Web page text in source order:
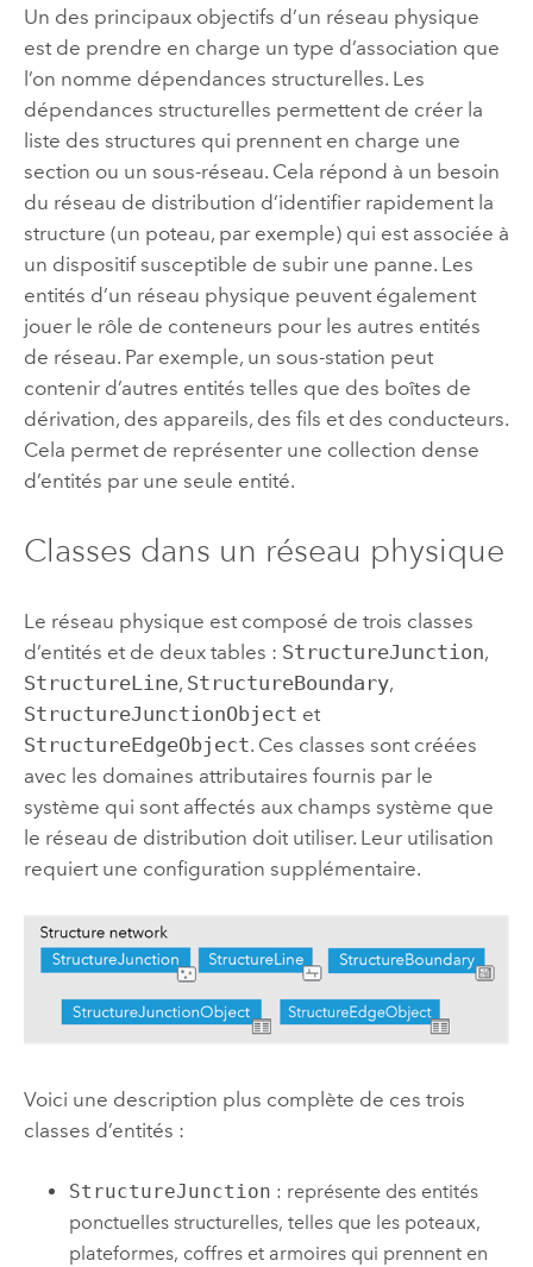
Un des principaux objectifs d’un réseau physique
est de prendre en charge un type d’association que
l’on nomme dépendances structurelles. Les
dépendances structurelles permettent de créer la
liste des structures qui prennent en charge une
section ou un sous-réseau. Cela répond à un besoin
du réseau de distribution d’identifier rapidement la
structure (un poteau, par exemple) qui est associée à
un dispositif susceptible de subir une panne. Les
entités d’un réseau physique peuvent également
jouer le rôle de conteneurs pour les autres entités
de réseau. Par exemple, un sous-station peut
contenir d’autres entités telles que des boîtes de
dérivation, des appareils, des fils et des conducteurs.
Cela permet de représenter une collection dense
d’entités par une seule entité.
Classes dans un réseau physique
Le réseau physique est composé de trois classes
d’entités et de deux tables : StructureJunction,
StructureLine, StructureBoundary,
StructureJunctionObject et
StructureEdgeObject. Ces classes sont créées
avec les domaines attributaires fournis par le
système qui sont affectés aux champs système que
le réseau de distribution doit utiliser. Leur utilisation
requiert une configuration supplémentaire.
Voici une description plus complète de ces trois
classes d’entités :
StructureJunction : représente des entités
ponctuelles structurelles, telles que les poteaux,
plateformes, coffres et armoires qui prennent en